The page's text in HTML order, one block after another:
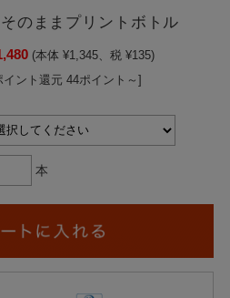
のままプリントボトル
(本体 ¥1,345、税 ¥135)
イント還元 44ポイント～]
本